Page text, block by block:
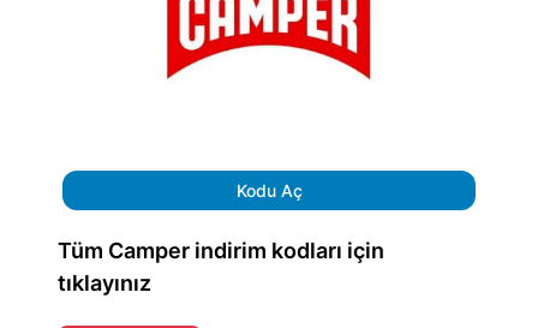
Kodu Aç
Tüm Camper indirim kodları için
tıklayınız